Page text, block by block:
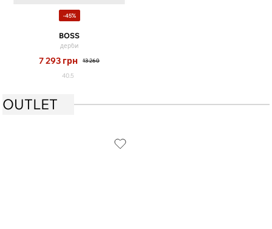
-45%
BOSS
дерби
7 293 грн 13 260
40.5
OUTLET